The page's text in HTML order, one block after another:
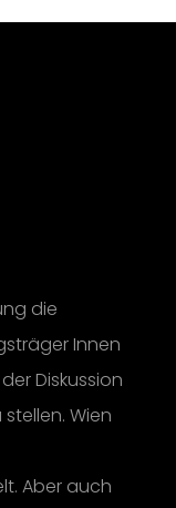
die
Innen
Diskussion
Wien
Aber auch